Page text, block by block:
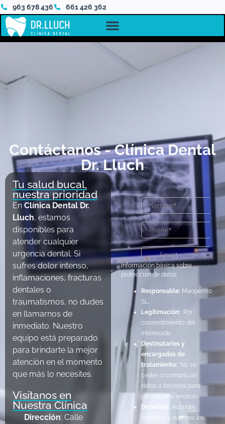
963 678 436 661 426 362
Contáctanos - Clínica Dental
Dr. Lluch
Tu salud bucal,
nuestra prioridad
En Clínica Dental Dr.
Lluch, estamos
disponibles para
atender cualquier
urgencia dental. Si
sufres dolor intenso,
inflamaciones, fracturas
dentales o
traumatismos, no dudes
en llamarnos de
inmediato. Nuestro
equipo está preparado
para brindarte la mejor
atención en el momento
que más lo necesites.
Visítanos en
Nuestra Clínica
Dirección: Calle
Información básica sobre
protección de datos
Responsable: Maopernio
SL.
Legitimación: Por
consentimiento del
interesado.
Destinatarios y
encargados de
tratamiento: No se
ceden o comunican
datos a terceros para
prestar este servicio.
Derechos: Acceder,
rectificar y suprimir los